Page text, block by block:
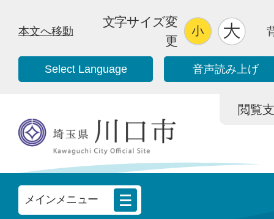
本文へ移動
文字サイズ変
更
Select Language 音声読み上げ
閲覧
メインメニュー